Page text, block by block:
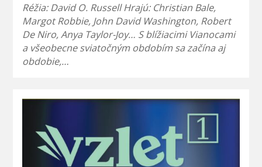
Réžia: David O. Russell Hrajú: Christian Bale,
Margot Robbie, John David Washington, Robert
De Niro, Anya Taylor-Joy… S blížiacimi Vianocami
a všeobecne sviatočným obdobím sa začína aj
obdobie,…